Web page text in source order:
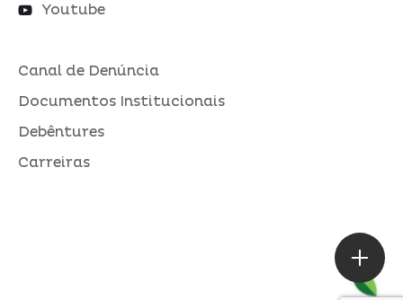
Youtube
Canal de Denúncia
Documentos Institucionais
Debêntures
Carreiras